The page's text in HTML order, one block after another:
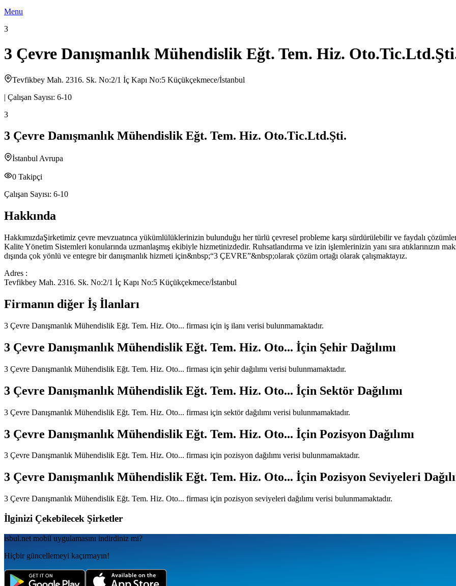
Menu
3
3 Çevre Danışmanlık Mühendislik Eğt. Tem. Hiz.
Tevfikbey Mah. 2316. Sk. No:2/1 İç Kapı No:5 Küçükçekmece/İstanbul
| Çalışan Sayısı: 6-10
3
3 Çevre Danışmanlık Mühendislik Eğt. Tem. Hiz. Oto.Tic.Ltd.Şti.
İstanbul Avrupa
0 Takipçi
Çalışan Sayısı: 6-10
Hakkında
HakkımızdaŞirketimiz çevre mevzuatınca yükümlülüklerinizin bulunduğu her türlü çevresel probleme karşı sürdürülebilir ve faydalı
Kalite Yönetim Sistemleri konularında uzmanlaşmış ekibiyle hizmetinizdedir. Ruhsatlandırma ve izin işlemlerinizin yanı sıra atıklarınızın
dışında çok yönlü ve entegre bir danışmanlık hizmeti için&nbsp;“3 ÇEVRE”&nbsp;olarak çözüm ortağı olarak çalışmaktayız.
Adres :
Tevfikbey Mah. 2316. Sk. No:2/1 İç Kapı No:5 Küçükçekmece/İstanbul
Firmanın diğer İş İlanları
3 Çevre Danışmanlık Mühendislik Eğt. Tem. Hiz. Oto... firması için iş ilanı verisi bulunmamaktadır.
3 Çevre Danışmanlık Mühendislik Eğt. Tem. Hiz. Oto... İçin Şehir Dağılımı
3 Çevre Danışmanlık Mühendislik Eğt. Tem. Hiz. Oto... firması için şehir dağılımı verisi bulunmamaktadır.
3 Çevre Danışmanlık Mühendislik Eğt. Tem. Hiz. Oto... İçin Sektör Dağılımı
3 Çevre Danışmanlık Mühendislik Eğt. Tem. Hiz. Oto... firması için sektör dağılımı verisi bulunmamaktadır.
3 Çevre Danışmanlık Mühendislik Eğt. Tem. Hiz. Oto... İçin Pozisyon Dağılımı
3 Çevre Danışmanlık Mühendislik Eğt. Tem. Hiz. Oto... firması için pozisyon dağılımı verisi bulunmamaktadır.
3 Çevre Danışmanlık Mühendislik Eğt. Tem. Hiz. Oto... İçin Pozisyon Seviyeleri
3 Çevre Danışmanlık Mühendislik Eğt. Tem. Hiz. Oto... firması için pozisyon seviyeleri dağılımı verisi bulunmamaktadır.
İlginizi Çekebilecek Şirketler
isbul.net mobil uygulamаsını indirdiniz mi?
Hiçbir güncellemeyi kaçırmayın!